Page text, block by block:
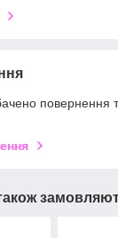
повернення